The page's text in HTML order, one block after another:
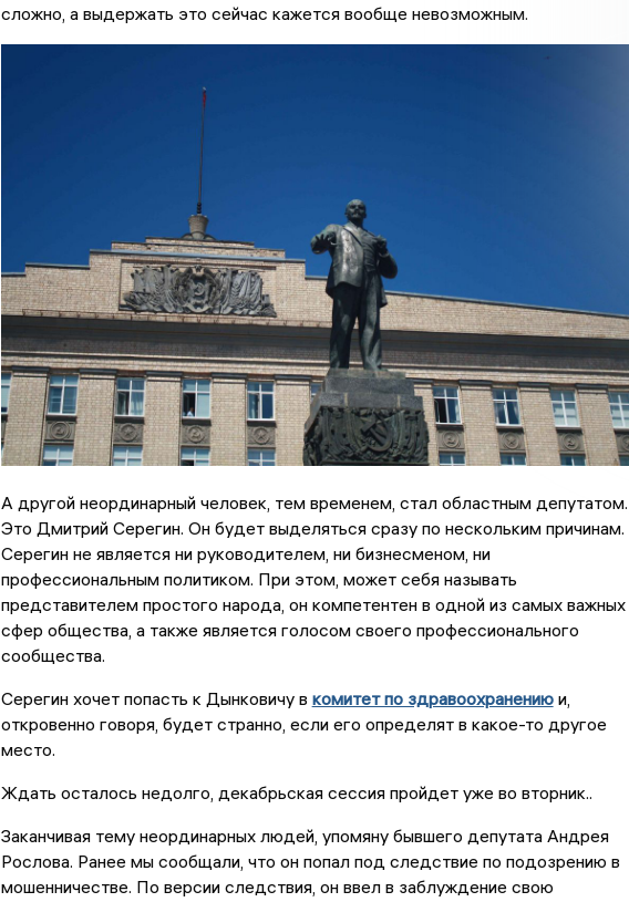
сложно, а выдержать это сейчас кажется вообще невозможным.
А другой неординарный человек, тем временем, стал областным депутатом.
Это Дмитрий Серегин. Он будет выделяться сразу по нескольким причинам.
Серегин не является ни руководителем, ни бизнесменом, ни
профессиональным политиком. При этом, может себя называть
представителем простого народа, он компетентен в одной из самых важных
сфер общества, а также является голосом своего профессионального
сообщества.
Серегин хочет попасть к Дынковичу в комитет по здравоохранениюи,
откровенно говоря, будет странно, если его определят в какое-то другое
место.
Ждать осталось недолго, декабрьская сессия пройдет уже во вторник..
Заканчивая тему неординарных людей, упомяну бывшего депутата Андрея
Рослова. Ранее мы сообщали, что он попал под следствие по подозрению в
мошенничестве. По версии следствия, он ввел в заблуждение свою